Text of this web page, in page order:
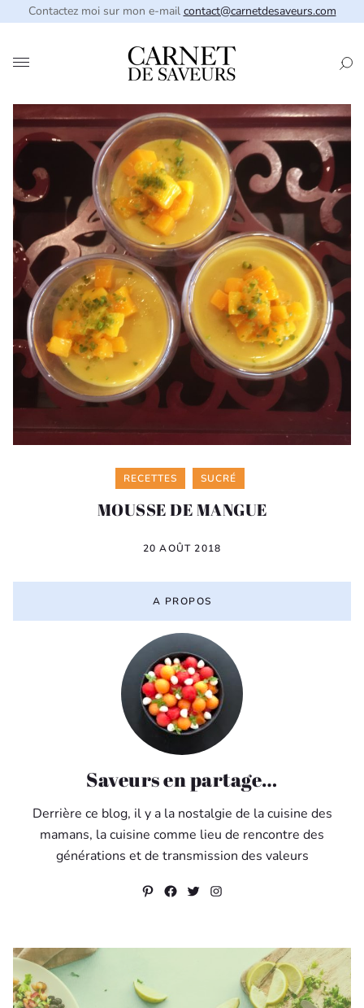
Contactez moi sur mon e-mail contact@carnetdesaveurs.com
Categories
RECETTES SUCRÉ
MOUSSE DE MANGUE
20 AOÛT 2018
A PROPOS
Saveurs en partage…
Derrière ce blog, il y a la nostalgie de la cuisine des
mamans, la cuisine comme lieu de rencontre des
générations et de transmission des valeurs
Pinterest
Facebook
Twitter
Instagram